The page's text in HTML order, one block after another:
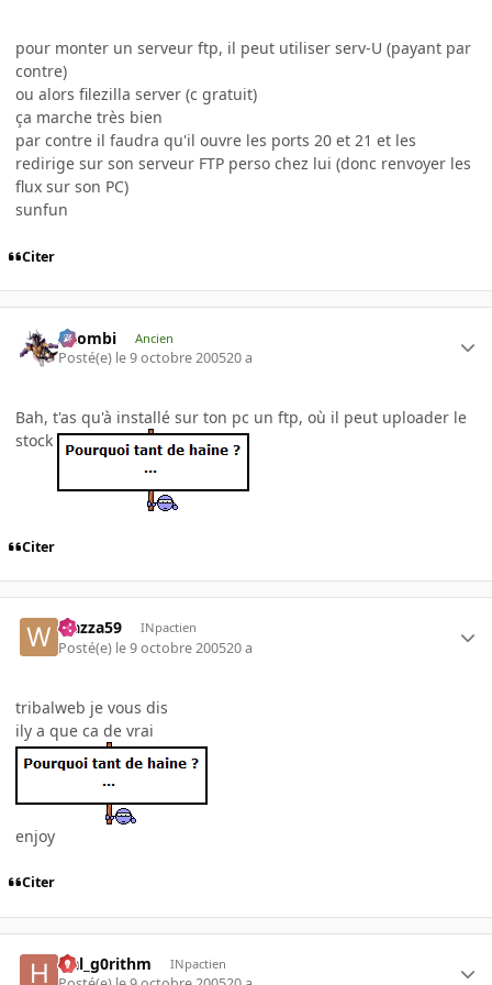
pour monter un serveur ftp, il peut utiliser serv-U (payant par
contre)
ou alors filezilla server (c gratuit)
ça marche très bien
par contre il faudra qu'il ouvre les ports 20 et 21 et les
redirige sur son serveur FTP perso chez lui (donc renvoyer les
flux sur son PC)
sunfun
Citer
XZombi Ancien
Posté(e) le 9 octobre 200520 a
Bah, t'as qu'à installé sur ton pc un ftp, où il peut uploader le
stock
Citer
wazza59 INpactien
Posté(e) le 9 octobre 200520 a
tribalweb je vous dis
ily a que ca de vrai
enjoy
Citer
Hal_g0rithm INpactien